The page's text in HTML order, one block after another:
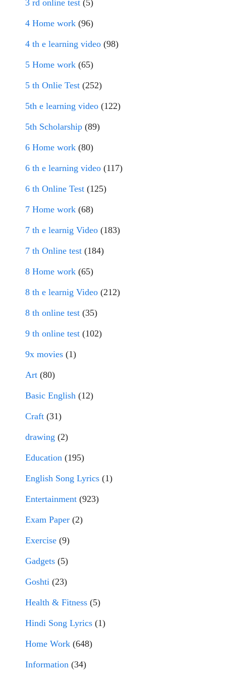
3 rd online test (5)
4 Home work (96)
4 th e learning video (98)
5 Home work (65)
5 th Onlie Test (252)
5th e learning video (122)
5th Scholarship (89)
6 Home work (80)
6 th e learning video (117)
6 th Online Test (125)
7 Home work (68)
7 th e learnig Video (183)
7 th Online test (184)
8 Home work (65)
8 th e learnig Video (212)
8 th online test (35)
9 th online test (102)
9x movies (1)
Art (80)
Basic English (12)
Craft (31)
drawing (2)
Education (195)
English Song Lyrics (1)
Entertainment (923)
Exam Paper (2)
Exercise (9)
Gadgets (5)
Goshti (23)
Health & Fitness (5)
Hindi Song Lyrics (1)
Home Work (648)
Information (34)